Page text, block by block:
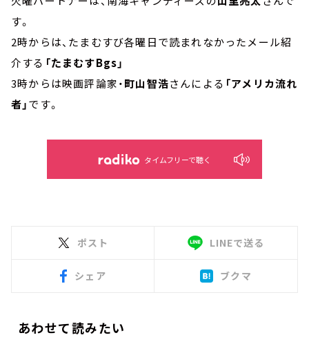
す。
2時からは、たまむすび各曜日で読まれなかったメール紹
介する 「たまむすBgs」
3時からは映画評論家・町山智浩さんによる 「アメリカ流れ
者」です。
タイムフリーで聴く
ポスト LINEで送る
シェア ブクマ
あわせて読みたい